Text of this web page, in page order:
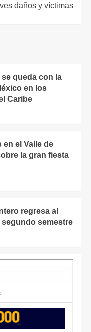
daños y víctimas
queda con la
en los
Caribe
en el Valle de
la gran fiesta
regresa al
segundo semestre